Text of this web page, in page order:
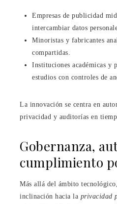
Empresas de publicidad
intercambiar datos
Minoristas y fabricantes
compartidas.
Instituciones académicas y
estudios con controles de
La innovación se centra en
privacidad y auditorías en
Gobernanza,
cumplimiento
Más allá del ámbito
inclinación hacia la privacidad